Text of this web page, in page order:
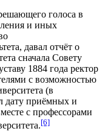
голоса в
и иных
давал отчёт о
сначала Совету
1884 года ректор
с возможностью
(в
дату приёмных и
с профессорами
[6]